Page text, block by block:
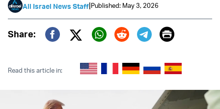
All Israel News Staff|Published: May 3, 2026
Share:
Twitter (X)
Print
Read this article in: